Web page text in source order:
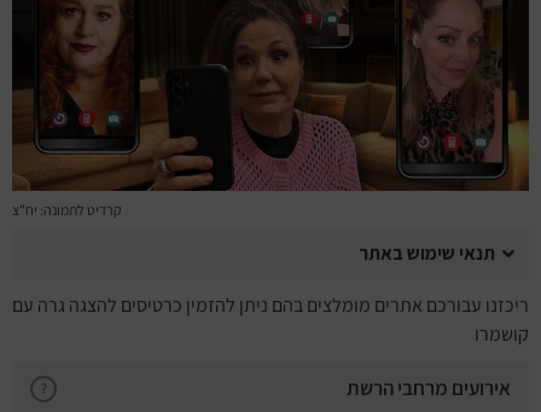
מחול ובלט
קונצרטים
הרצאות
קרדיט לתמונה: יח"צ
תנאי שימוש באתר
ריכזנו עבורכם אתרים מומלצים בהם ניתן להזמין כרטיסים להצגה גרה עם
קושמרו
אירועים מרחבי הרשת ?